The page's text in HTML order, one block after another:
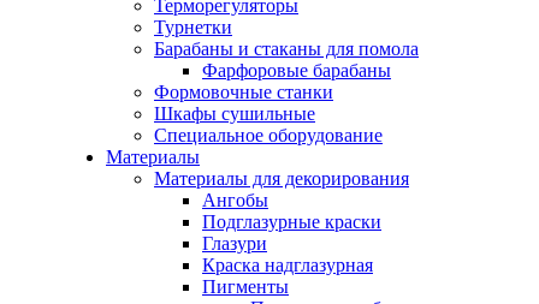
Терморегуляторы
Турнетки
Барабаны и стаканы для помола
Фарфоровые барабаны
Формовочные станки
Шкафы сушильные
Специальное оборудование
Материалы
Материалы для декорирования
Ангобы
Подглазурные краски
Глазури
Краска надглазурная
Пигменты